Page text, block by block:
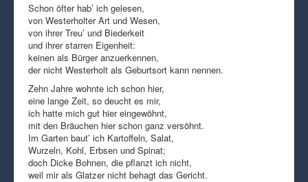
Schon öfter hab’ ich gelesen,
von Westerholter Art und Wesen,
von ihrer Treu’ und Biederkeit
und ihrer starren Eigenheit:
keinen als Bürger anzuerkennen,
der nicht Westerholt als Geburtsort kann nennen.
Zehn Jahre wohnte ich schon hier,
eine lange Zeit, so deucht es mir,
ich hatte mich gut hier eingewöhnt,
mit den Bräuchen hier schon ganz versöhnt.
Im Garten baut’ ich Kartoffeln, Salat,
Wurzeln, Kohl, Erbsen und Spinat;
doch Dicke Bohnen, die pflanzt ich nicht,
weil mir als Glatzer nicht behagt das Gericht.